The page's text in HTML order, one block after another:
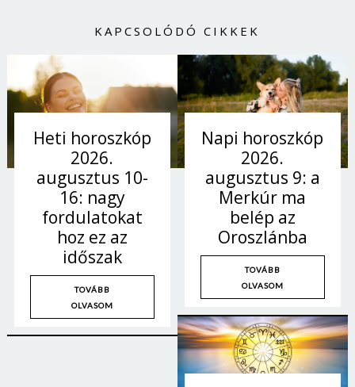
KAPCSOLÓDÓ CIKKEK
Heti horoszkóp
2026.
augusztus 10-
16: nagy
fordulatokat
hoz ez az
időszak
TOVÁBB
OLVASOM
Napi horoszkóp
2026.
augusztus 9: a
Merkúr ma
belép az
Oroszlánba
TOVÁBB
OLVASOM